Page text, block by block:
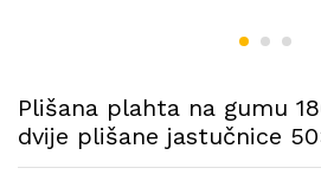
Plišana plahta na gumu
dvije plišane jastučnice